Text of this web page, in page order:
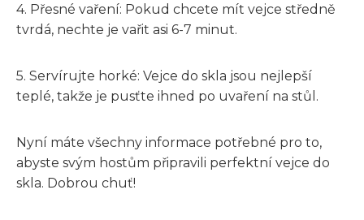
4. Přesné vaření: Pokud chcete mít vejce středně
tvrdá, nechte je vařit asi 6-7 minut.
5. Servírujte horké: Vejce do skla jsou nejlepší
teplé, takže je pusťte ihned po uvaření na stůl.
Nyní máte všechny informace potřebné pro to,
abyste svým hostům připravili perfektní vejce do
skla. Dobrou chuť!